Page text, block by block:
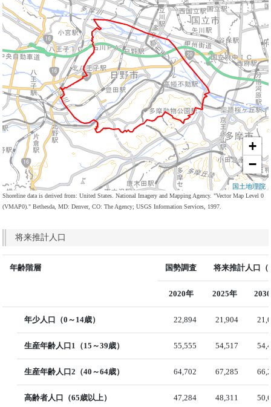
+
−
国土地理院
Shoreline data is derived from: United States. National Imagery and Mapping Agency. "Vector Map Level 0
(VMAP0)." Bethesda, MD: Denver, CO: The Agency; USGS Information Services, 1997.
将来推計人口
年齢階層 国勢調査 将来推計人口（
2020年 2025年
年少人口（0～14歳） 22,894 21,904
生産年齢人口1（15～39歳） 55,555 54,517
生産年齢人口2（40～64歳） 64,702 67,285
高齢者人口（65歳以上） 47,284 48,311